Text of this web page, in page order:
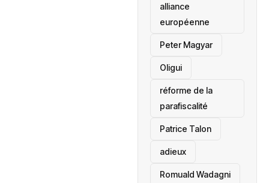
alliance
européenne
Peter Magyar
Oligui
réforme de la
parafiscalité
Patrice Talon
adieux
Romuald Wadagni